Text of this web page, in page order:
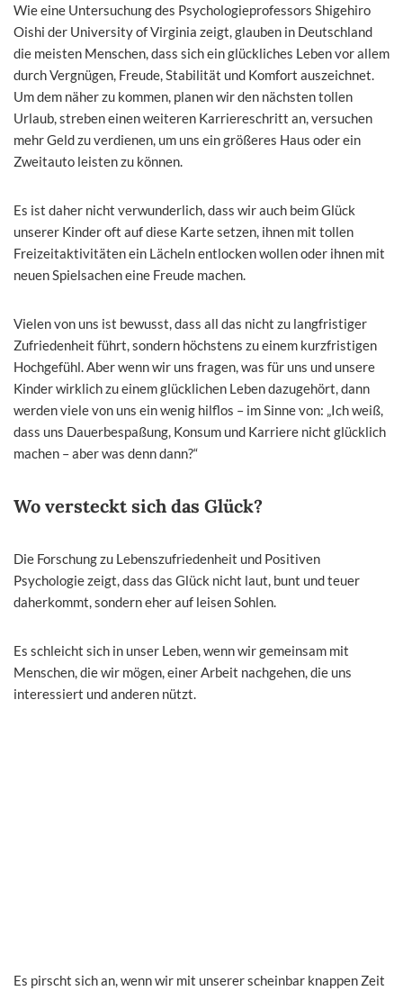
Wie eine Untersuchung des Psychologieprofessors Shigehiro
Oishi der University of Virginia zeigt, glauben in Deutschland
die meisten Menschen, dass sich ein glückliches Leben vor allem
durch Vergnügen, Freude, Stabilität und Komfort auszeichnet.
Um dem näher zu kommen, planen wir den nächsten tollen
Urlaub, streben einen weiteren Karriereschritt an, versuchen
mehr Geld zu verdienen, um uns ein größeres Haus oder ein
Zweitauto leisten zu können.
Es ist daher nicht verwunderlich, dass wir auch beim Glück
unserer Kinder oft auf diese Karte setzen, ihnen mit tollen
Freizeitaktivitäten ein Lächeln entlocken wollen oder ihnen mit
neuen Spielsachen eine Freude machen.
Vielen von uns ist bewusst, dass all das nicht zu langfristiger
Zufriedenheit führt, sondern höchstens zu einem kurzfristigen
Hochgefühl. Aber wenn wir uns fragen, was für uns und unsere
Kinder wirklich zu einem glücklichen Leben dazugehört, dann
werden viele von uns ein wenig hilflos – im Sinne von: „Ich weiß,
dass uns Dauerbespaßung, Konsum und Karriere nicht glücklich
machen – aber was denn dann?“
Wo versteckt sich das Glück?
Die Forschung zu Lebenszufriedenheit und Positiven
Psychologie zeigt, dass das Glück nicht laut, bunt und teuer
daherkommt, sondern eher auf leisen Sohlen.
Es schleicht sich in unser Leben, wenn wir gemeinsam mit
Menschen, die wir mögen, einer Arbeit nachgehen, die uns
interessiert und anderen nützt.
Es pirscht sich an, wenn wir mit unserer scheinbar knappen Zeit